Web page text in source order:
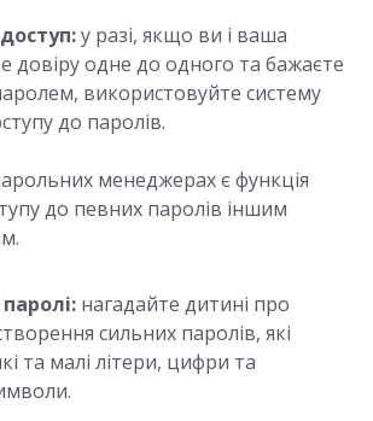
у разі, якщо ви і ваша
довіру одне до одного та бажаєте
використовуйте систему
до паролів.
менеджерах є функція
до певних паролів іншим
нагадайте дитині про
сильних паролів, які
та малі літери, цифри та